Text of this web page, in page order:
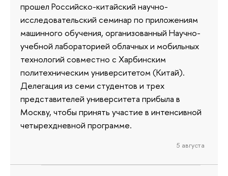
прошел Российско-китайский научно-
исследовательский семинар по приложениям
машинного обучения, организованный Научно-
учебной лабораторией облачных и мобильных
технологий совместно с Харбинским
политехническим университетом (Китай).
Делегация из семи студентов и трех
представителей университета прибыла в
Москву, чтобы принять участие в интенсивной
четырехдневной программе.
5 августа